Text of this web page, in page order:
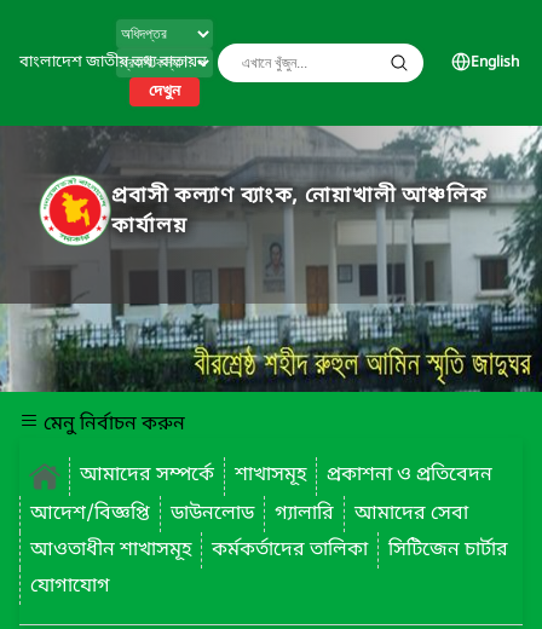
বাংলাদেশ জাতীয় তথ্য বাতায়ন
দেখুন
English
প্রবাসী কল্যাণ ব্যাংক, নোয়াখালী আঞ্চলিক
কার্যালয়
মেনু নির্বাচন করুন
আমাদের সম্পর্কে
শাখাসমূহ
প্রকাশনা ও প্রতিবেদন
আদেশ/বিজ্ঞপ্তি
ডাউনলোড গ্যালারি
আমাদের সেবা
আওতাধীন শাখাসমূহ
কর্মকর্তাদের তালিকা
সিটিজেন চার্টার
যোগাযোগ